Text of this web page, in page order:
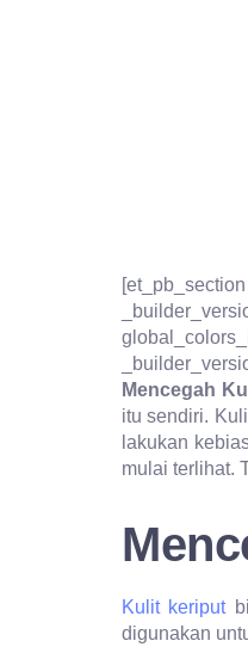
Mencegah
itu sendiri.
lakukan
mulai terlihat.
Kulit keriput
digunakan